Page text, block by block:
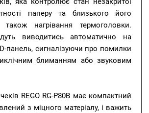
паперу та близького його
також нагрівання термоголовки.
виводитись автоматично на
панель, сигналізуючи про помилки
блиманням або звуковим
REGO RG-P80B має компактний
з міцного матеріалу, і важить